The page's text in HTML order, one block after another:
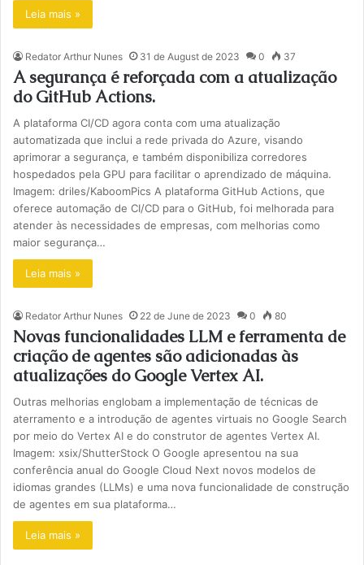
Leia mais »
Redator Arthur Nunes 31 de August de 2023 0 37
A segurança é reforçada com a atualização
do GitHub Actions.
A plataforma CI/CD agora conta com uma atualização
automatizada que inclui a rede privada do Azure, visando
aprimorar a segurança, e também disponibiliza corredores
hospedados pela GPU para facilitar o aprendizado de máquina.
Imagem: driles/KaboomPics A plataforma GitHub Actions, que
oferece automação de CI/CD para o GitHub, foi melhorada para
atender às necessidades de empresas, com melhorias como
maior segurança…
Leia mais »
Redator Arthur Nunes 22 de June de 2023 0 80
Novas funcionalidades LLM e ferramenta de
criação de agentes são adicionadas às
atualizações do Google Vertex AI.
Outras melhorias englobam a implementação de técnicas de
aterramento e a introdução de agentes virtuais no Google Search
por meio do Vertex AI e do construtor de agentes Vertex AI.
Imagem: xsix/ShutterStock O Google apresentou na sua
conferência anual do Google Cloud Next novos modelos de
idiomas grandes (LLMs) e uma nova funcionalidade de construção
de agentes em sua plataforma…
Leia mais »